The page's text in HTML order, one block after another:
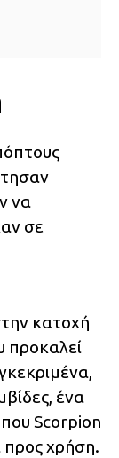
να
σε
κατοχή
προκαλεί
ένα
Scorpion
προς χρήση.